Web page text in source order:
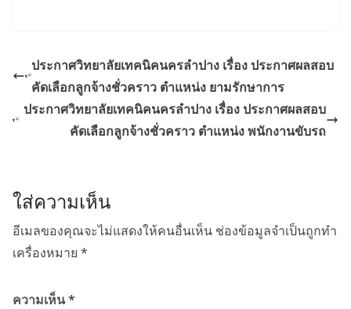
ประกาศวิทยาลัยเทคนิคนครลำปาง เรื่อง ประกาศผลสอบ
คัดเลือกลูกจ้างชั่วคราว ตำแหน่ง ยามรักษาการ
ประกาศวิทยาลัยเทคนิคนครลำปาง เรื่อง ประกาศผลสอบ
คัดเลือกลูกจ้างชั่วคราว ตำแหน่ง พนักงานขับรถ
ใส่ความเห็น
อีเมลของคุณจะไม่แสดงให้คนอื่นเห็น ช่องข้อมูลจำเป็นถูกทำ
เครื่องหมาย *
ความเห็น*